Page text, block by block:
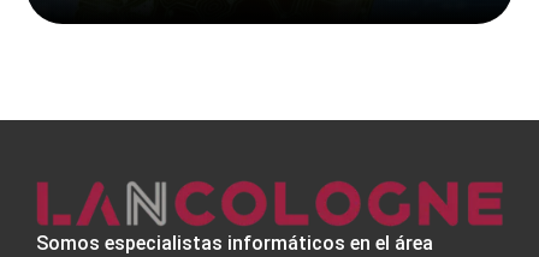
Somos especialistas informáticos en el área